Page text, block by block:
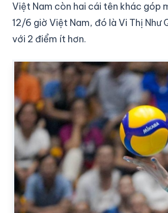
Việt Nam còn hai cái tên khác góp
12/6 giờ Việt Nam, đó là Vi Thị Như
với 2 điểm ít hơn.